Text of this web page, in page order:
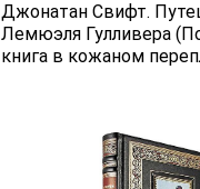
Джонатан Свифт.
Лемюэля Гулливера
книга в кожаном